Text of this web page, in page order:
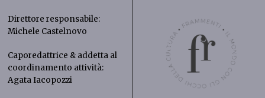
Direttore responsabile:
Michele Castelnovo
Caporedattrice & addetta al
coordinamento attività:
Agata Iacopozzi